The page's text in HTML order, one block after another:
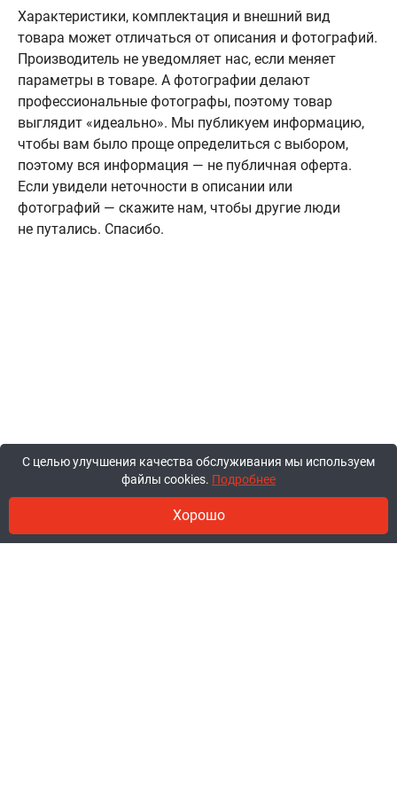
Характеристики, комплектация и внешний вид
товара может отличаться от описания и фотографий.
Производитель не уведомляет нас, если меняет
параметры в товаре. А фотографии делают
профессиональные фотографы, поэтому товар
выглядит «идеально». Мы публикуем информацию,
чтобы вам было проще определиться с выбором,
поэтому вся информация — не публичная оферта.
Если увидели неточности в описании или
фотографий — скажите нам, чтобы другие люди
не путались. Спасибо.
С целью улучшения качества обслуживания мы используем
файлы cookies. Подробнее
Хорошо